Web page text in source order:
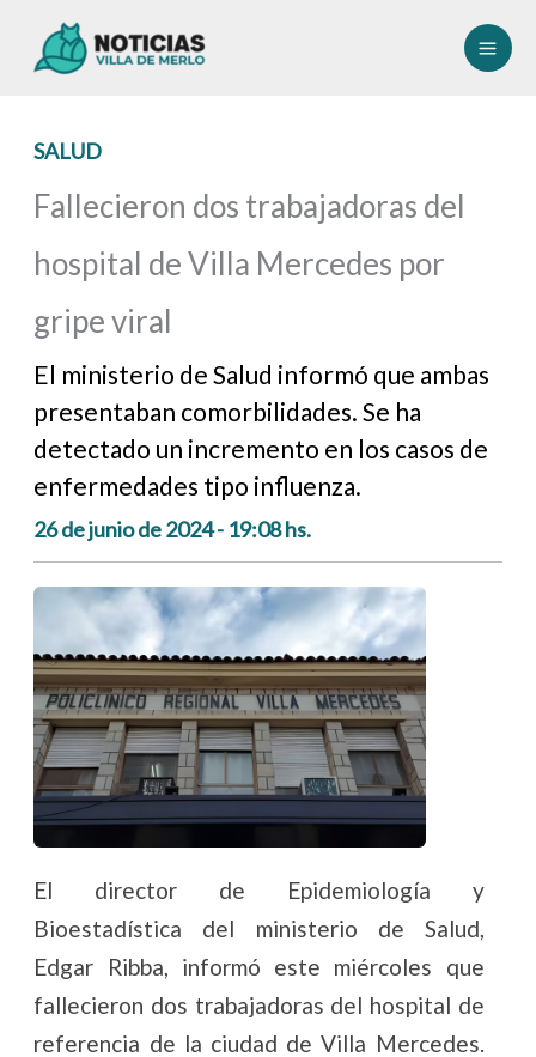
SALUD
Fallecieron dos trabajadoras del
hospital de Villa Mercedes por
gripe viral
El ministerio de Salud informó que ambas
presentaban comorbilidades. Se ha
detectado un incremento en los casos de
enfermedades tipo influenza.
26 de junio de 2024 - 19:08 hs.
El director de Epidemiología y
Bioestadística del ministerio de Salud,
Edgar Ribba, informó este miércoles que
fallecieron dos trabajadoras del hospital de
referencia de la ciudad de Villa Mercedes.